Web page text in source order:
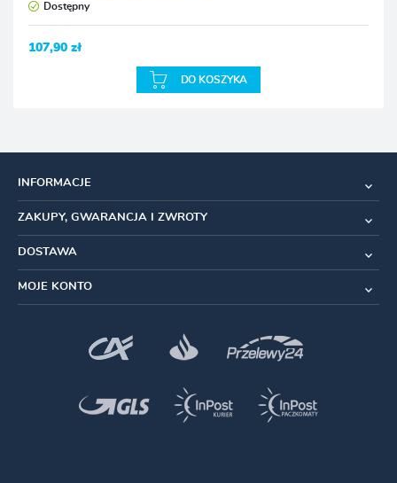
Dostępny
107,90 zł
DO KOSZYKA
INFORMACJE
ZAKUPY, GWARANCJA I ZWROTY
DOSTAWA
MOJE KONTO